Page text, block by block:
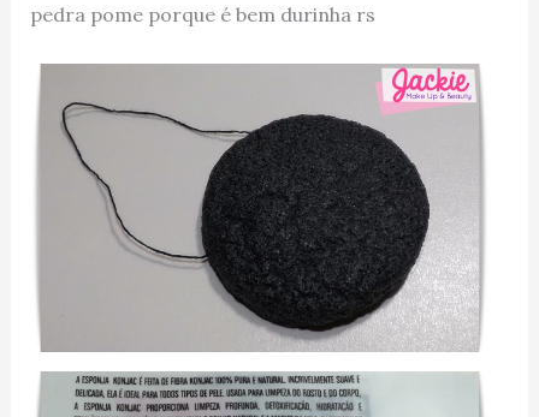
pedra pome porque é bem durinha rs